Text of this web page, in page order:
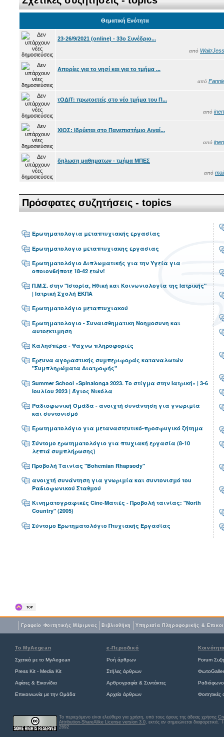
Θεματική Ενότητα
23-26/9/2021 (online) - 33ο Συνέδριο...
από
Απορίες για το νησί και για το τμήμα ...
από
τΟΔΙΤ: πρωτοετείς στο νέο τμήμα του Π...
από
ΧΙΟΣ: Ιδρύεται στο Πανεπιστήμιο Αιγαί...
από
δηλωση μαθηματων - τμήμα ΜΠΕΣ
από
Πρόσφατες συζητήσεις - topics
Ερωτηματολογια μεταπτυχιακής εργασίας
Ερωτηματολογιο μεταπτυχιακης εργασιας
Ερωτηματολόγιο Διπλωματικής για την Υγεία για
οποιονδήποτε 18-42 ετών!
Π.Μ.Σ. στην "Ιστορία, Ηθική και Κοινωνιολογία της Ιατρικής"
| Ιατρική Σχολή ΕΚΠΑ
Ερωτηματολόγιο μεταπτυχιακού
Ερωτηματολογιο - Συναισθηματικη Νοημοσυνη και
αυτοεκτιμηση
Καλησπερα - Ψαχνω πληροφοριες
Έρευνα αγοραστικής συμπεριφοράς καταναλωτών
"Συμπληρώματα Διατροφής"
Summer School «Spinalonga 2023. Το στίγμα στην Ιατρική» | 3-6
Ιουλίου 2023 | Άγιος Νικόλα
Ραδιοφωνική Ομάδα - ανοιχτή συνάντηση για γνωριμία
και συντονισμό
Ερωτηματολόγιο για μεταναστευτικό-προσφυγικό ζήτημα
Σύντομο ερωτηματολόγιο για πτυχιακή εργασία (8-10
λεπτά συμπλήρωσης)
Προβολή Ταινίας "Bohemian Rhapsody"
ανοιχτή συνάντηση για γνωριμία και συντονισμό του
Ραδιοφωνικού Σταθμού
Κινηματογραφικές Cine-Ματιές - Προβολή ταινίας: "North
Country" (2005)
Σύντομο Ερωτηματολόγιο Πτυχιακής Εργασίας
Γραφείο Φοιτητικής Μέριμνας Βιβλιοθήκη Yπηρεσία Πληροφορικής &
Το MyAegean e-Περιοδικό
Σχετικά με το MyAegean Ροή άρθρων Forum
Press Kit - Media Kit Στήλες άρθρων
Αφίσες & Εικονίδια Αρθρογραφία & Συντάκτες Ραδιόφωνο
Επικοινωνία με την Ομάδα Αρχείο άρθρων
Το περιεχόμενο είναι ελεύθερο για χρήση, υπό τους όρους της άδειας χρήσης
Attribution-ShareAlike License version 3.0, εκτός αν σημειώνεται διαφορετικά.
2692